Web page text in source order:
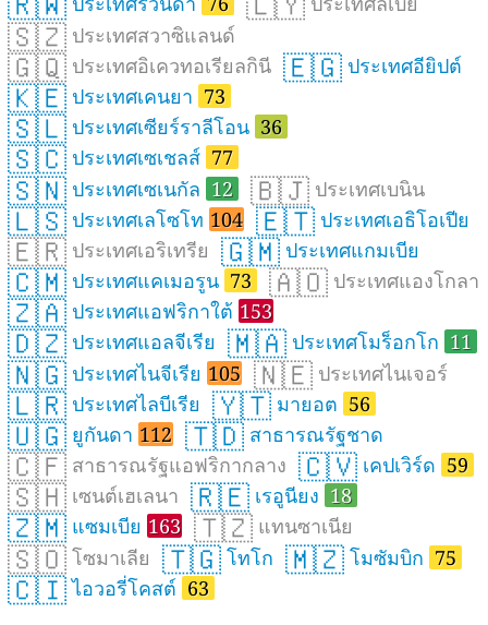
🇸🇿 ประเทศสวาซิแลนด์
🇬🇶 ประเทศอิเควทอเรียลกินี 🇪🇬 ประเทศอียิปต์
🇰🇪 ประเทศเคนยา 73
🇸🇱 ประเทศเซียร์ราลีโอน 36
🇸🇨 ประเทศเซเชลส์ 77
🇸🇳 ประเทศเซเนกัล 12 🇧🇯 ประเทศเบนิน
🇱🇸 ประเทศเลโซโท 104 🇪🇹 ประเทศเอธิโอเปีย
🇪🇷 ประเทศเอริเทรีย 🇬🇲 ประเทศแกมเบีย
🇨🇲 ประเทศแคเมอรูน 73 🇦🇴 ประเทศแองโกลา
🇿🇦 ประเทศแอฟริกาใต้ 153
🇩🇿 ประเทศแอลจีเรีย 🇲🇦 ประเทศโมร็อกโก 11
🇳🇬 ประเทศไนจีเรีย 105 🇳🇪 ประเทศไนเจอร์
🇱🇷 ประเทศไลบีเรีย 🇾🇹 มายอต 56
🇺🇬 ยูกันดา 112 🇹🇩 สาธารณรัฐชาด
🇨🇫 สาธารณรัฐแอฟริกากลาง 🇨🇻 เคปเวิร์ด 59
🇸🇭 เซนต์เฮเลนา 🇷🇪 เรอูนียง 18
🇿🇲 แซมเบีย 163 🇹🇿 แทนซาเนีย
🇸🇴 โซมาเลีย 🇹🇬 โทโก 🇲🇿 โมซัมบิก 75
🇨🇮ไอวอรี่โคสต์ 63